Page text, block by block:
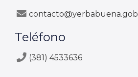
Teléfono
(381) 4533636